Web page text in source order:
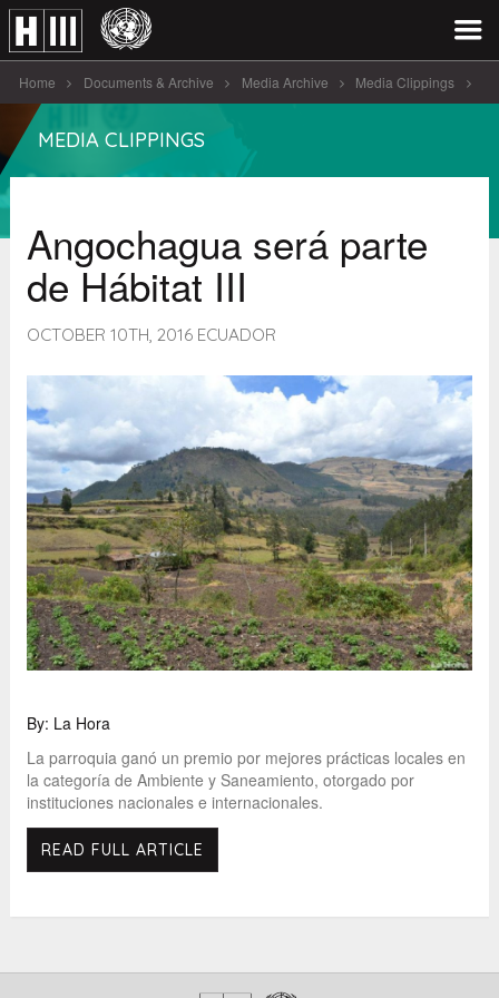
Home Documents & Archive Media Archive Media Clippings
Angochagua será parte de Hábitat [...]
MEDIA CLIPPINGS
Angochagua será parte
de Hábitat III
OCTOBER 10TH, 2016 ECUADOR
By: La Hora
La parroquia ganó un premio por mejores prácticas locales en
la categoría de Ambiente y Saneamiento, otorgado por
instituciones nacionales e internacionales.
READ FULL ARTICLE